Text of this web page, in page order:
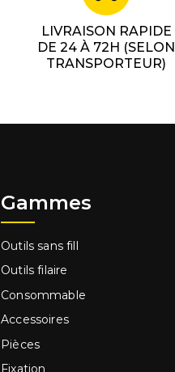
LIVRAISON RAPIDE
DE 24 À 72H (SELON
TRANSPORTEUR)
Gammes
Outils sans fill
Outils filaire
Consommable
Accessoires
Pièces